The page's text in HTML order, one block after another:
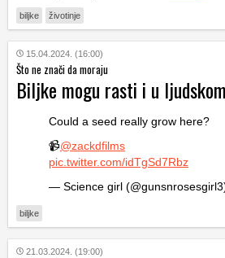
biljke životinje
15.04.2024. (16:00)
Što ne znači da moraju
Biljke mogu rasti i u
Could a seed really grow here?
📹@zackdfilms
pic.twitter.com/idTgSd7Rbz
— Science girl
biljke
21.03.2024. (19:00)